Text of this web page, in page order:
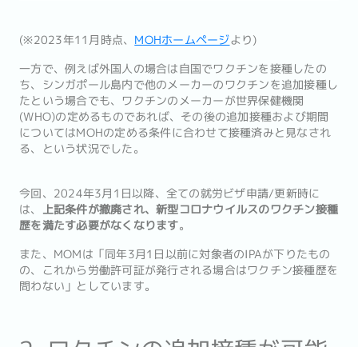
(※2023年11月時点、 MOHホームページより)
一方で、例えば外国人の場合は自国でワクチンを接種したの
ち、シンガポール島内で他のメーカーのワクチンを追加接種し
たという場合でも、ワクチンのメーカーが世界保健機関
(WHO)の定めるものであれば、その後の追加接種および期間
についてはMOHの定める条件に合わせて接種済みと見なされ
る、という状況でした。
今回、2024年3月1日以降、全ての就労ビザ申請/更新時に
は、 上記条件が撤廃され、新型コロナウイルスのワクチン接種
歴を満たす必要がなくなります。
また、MOMは「同年3月1日以前に対象者のIPAが下りたもの
の、これから労働許可証が発行される場合はワクチン接種歴を
問わない」としています。